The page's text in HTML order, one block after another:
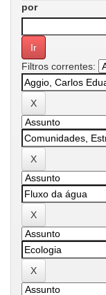
por
Filtros correntes: